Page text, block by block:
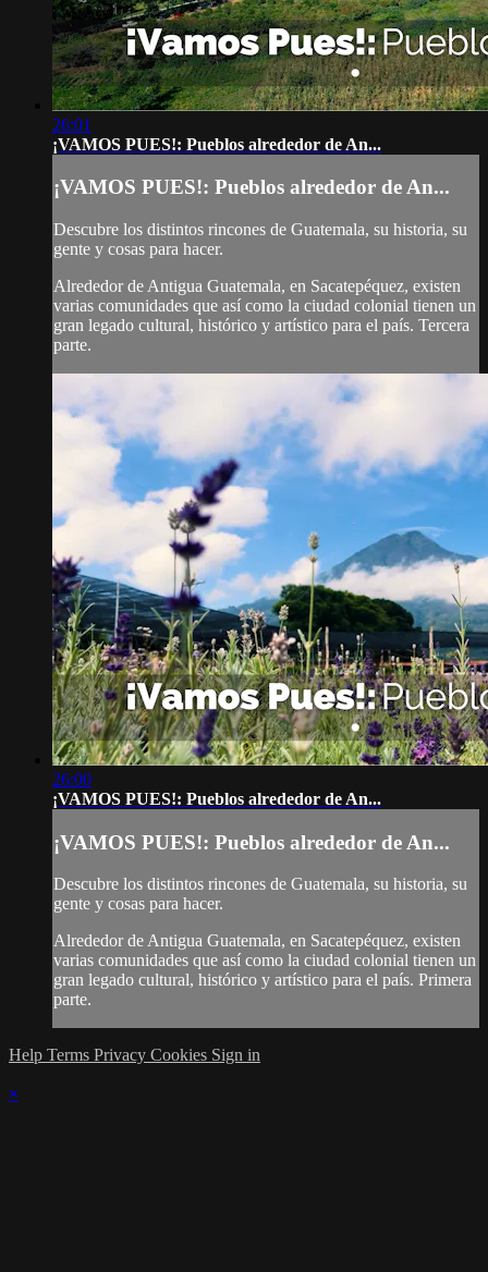
26:01
¡VAMOS PUES!: Pueblos alrededor de An...
¡VAMOS PUES!: Pueblos alrededor de An...
Descubre los distintos rincones de Guatemala, su historia, su
gente y cosas para hacer.
Alrededor de Antigua Guatemala, en Sacatepéquez, existen
varias comunidades que así como la ciudad colonial tienen un
gran legado cultural, histórico y artístico para el país. Tercera
parte.
26:00
¡VAMOS PUES!: Pueblos alrededor de An...
¡VAMOS PUES!: Pueblos alrededor de An...
Descubre los distintos rincones de Guatemala, su historia, su
gente y cosas para hacer.
Alrededor de Antigua Guatemala, en Sacatepéquez, existen
varias comunidades que así como la ciudad colonial tienen un
gran legado cultural, histórico y artístico para el país. Primera
parte.
Help Terms Privacy Cookies Sign in
×